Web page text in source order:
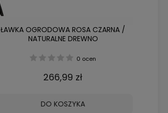
ŁAWKA OGRODOWA ROSA CZARNA /
NATURALNE DREWNO
0 ocen
266,99 zł
DO KOSZYKA